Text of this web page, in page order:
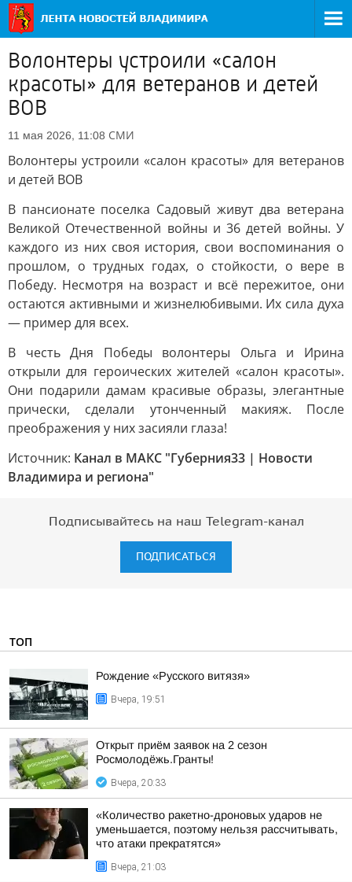
Волонтеры устроили «салон
красоты» для ветеранов и детей
ВОВ
11 мая 2026, 11:08 СМИ
Волонтеры устроили «салон красоты» для ветеранов
и детей ВОВ
В пансионате поселка Садовый живут два ветерана
Великой Отечественной войны и 36 детей войны. У
каждого из них своя история, свои воспоминания о
прошлом, о трудных годах, о стойкости, о вере в
Победу. Несмотря на возраст и всё пережитое, они
остаются активными и жизнелюбивыми. Их сила духа
— пример для всех.
В честь Дня Победы волонтеры Ольга и Ирина
открыли для героических жителей «салон красоты».
Они подарили дамам красивые образы, элегантные
прически, сделали утонченный макияж. После
преображения у них засияли глаза!
Источник: Канал в МАКС "Губерния33 | Новости
Владимира и региона"
Подписывайтесь на наш Telegram-канал
ПОДПИСАТЬСЯ
ТОП
Рождение «Русского витязя»
Вчера, 19:51
Открыт приём заявок на 2 сезон
Росмолодёжь.Гранты!
Вчера, 20:33
«Количество ракетно-дроновых ударов не
уменьшается, поэтому нельзя рассчитывать,
что атаки прекратятся»
Вчера, 21:03